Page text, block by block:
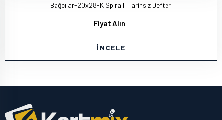
Bağcılar-20x28-K Spiralli Tarihsiz Defter
Fiyat Alın
İNCELE